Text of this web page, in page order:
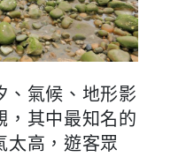
、氣候、地形影
，其中最知名的
太高，遊客眾